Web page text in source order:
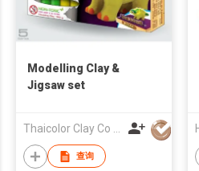
Modelling Clay &
Jigsaw set
Thaicolor Clay Co Ltd
查询